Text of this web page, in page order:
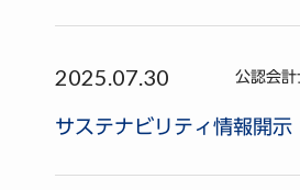
2025.07.30 公認会計
サステナビリティ情報開